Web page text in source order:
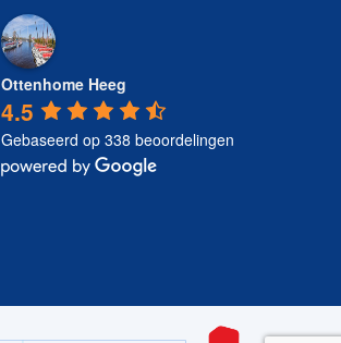
Ottenhome Heeg
4.5
Gebaseerd op 338 beoordelingen